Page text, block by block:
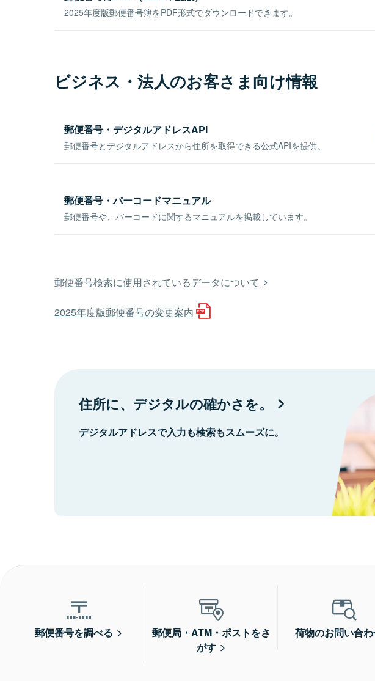
2025年度版郵便番号簿をPDF形式でダウンロードできます。
ビジネス・法人のお客さま向け情報
郵便番号・デジタルアドレスAPI
郵便番号とデジタルアドレスから住所を取得できる公式APIを提供。
郵便番号・バーコードマニュアル
郵便番号や、バーコードに関するマニュアルを掲載しています。
郵便番号検索に使用されているデータについて
2025年度版郵便番号の変更案内
住所に、デジタルの確かさを。
デジタルアドレスで入力も検索もスムーズに。
郵便番号を調べる
郵便局・ATM・ポストをさ
がす
荷物のお問い合